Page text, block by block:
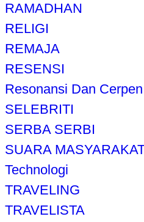
RAMADHAN
RELIGI
REMAJA
RESENSI
Resonansi Dan Cerpen
SELEBRITI
SERBA SERBI
SUARA
Technologi
TRAVELING
TRAVELISTA